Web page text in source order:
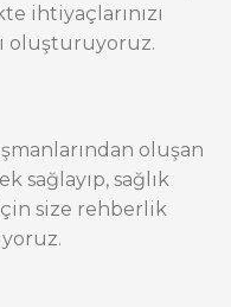
ihtiyaçlarınızı
oluşturuyoruz.
oluşan
sağlayıp, sağlık
size rehberlik